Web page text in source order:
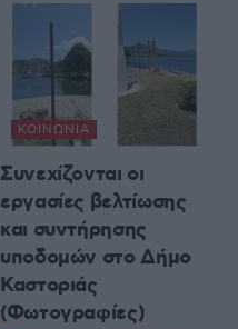
ΚΟΙΝΩΝΊΑ
Συνεχίζονται οι
εργασίες βελτίωσης
και συντήρησης
υποδομών στο Δήμο
Καστοριάς
(Φωτογραφίες)